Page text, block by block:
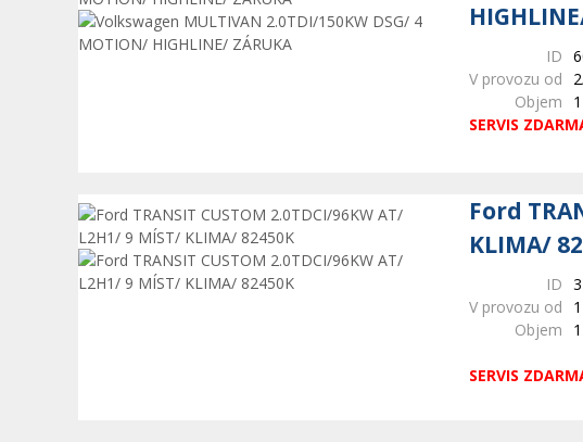
ID
V provozu od
Objem
SERVIS
Ford
KLIMA/
ID
V provozu od
Objem
SERVIS